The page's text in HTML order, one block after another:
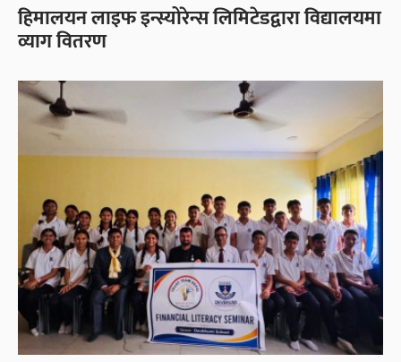
हिमालयन लाइफ इन्स्योरेन्स लिमिटेडद्वारा विद्यालयमा
व्याग वितरण